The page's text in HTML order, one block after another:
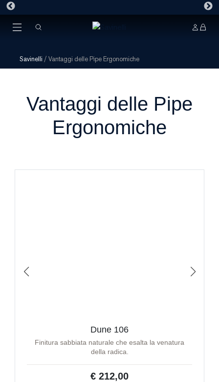
Savinelli / Vantaggi delle Pipe Ergonomiche
Vantaggi delle Pipe
Ergonomiche
Dune 106
Finitura sabbiata naturale che esalta la venatura
della radica.
€ 212,00